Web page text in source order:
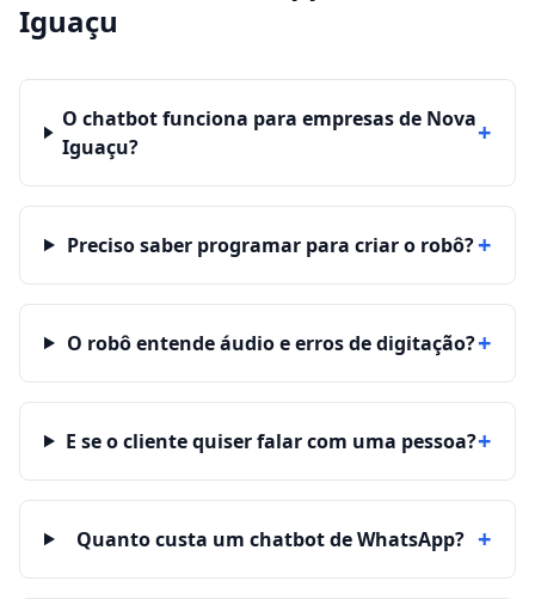
Iguaçu
O chatbot funciona para empresas de Nova
Iguaçu?
+
Preciso saber programar para criar o robô?+
O robô entende áudio e erros de digitação?+
E se o cliente quiser falar com uma pessoa?+
Quanto custa um chatbot de WhatsApp? +